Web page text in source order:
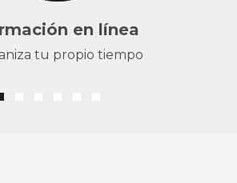
en línea
tu propio tiempo